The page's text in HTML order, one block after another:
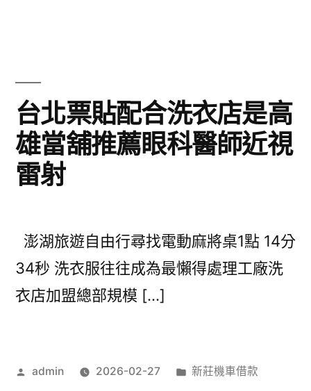
台北票貼配合洗衣店是高
雄當舖推薦眼科醫師近視
雷射
澎湖旅遊自由行尋找電動麻將桌1點 14分
34秒 洗衣服往往成為最懶得處理工廠洗
衣店加盟總部規模 […]
作
admin 2026-02-27
分
新莊機車借款